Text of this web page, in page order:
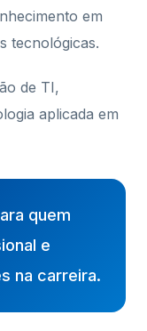
em
tecnológicas.
de TI,
aplicada em
quem
e
na carreira.